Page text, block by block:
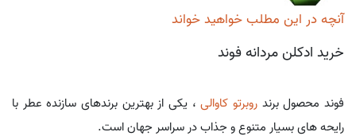
آنچه در این مطلب خواهید خواند
خرید ادکلن مردانه فوند
فوند محصول برند روبرتو کاوالی، یکی از بهترین برندهای سازنده عطر با
رایحه های بسیار متنوع و جذاب در سراسر جهان است.